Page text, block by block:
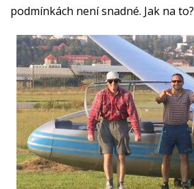
podmínkách není snadné. Jak na to?